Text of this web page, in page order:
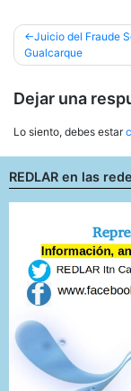
de
entradas
Juicio del Fraude
Gualcarque
Dejar una
Lo siento, debes estar
REDLAR en las